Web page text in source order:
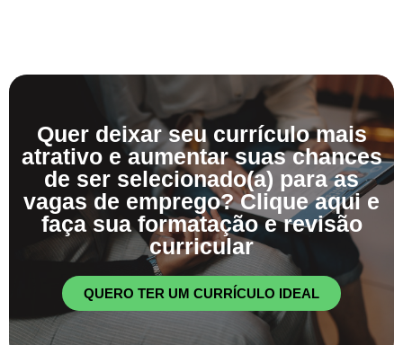
Quer deixar seu currículo mais
atrativo e aumentar suas chances
de ser selecionado(a) para as
vagas de emprego? Clique aqui e
faça sua formatação e revisão
curricular
QUERO TER UM CURRÍCULO IDEAL